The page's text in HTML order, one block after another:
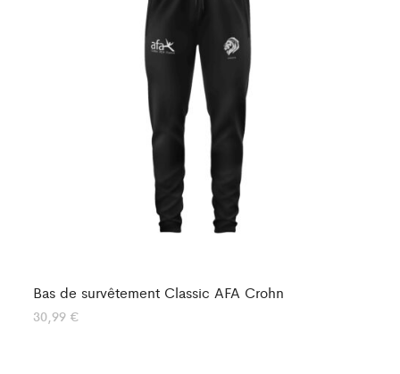
Bas de survêtement Classic AFA Crohn
30,99 €